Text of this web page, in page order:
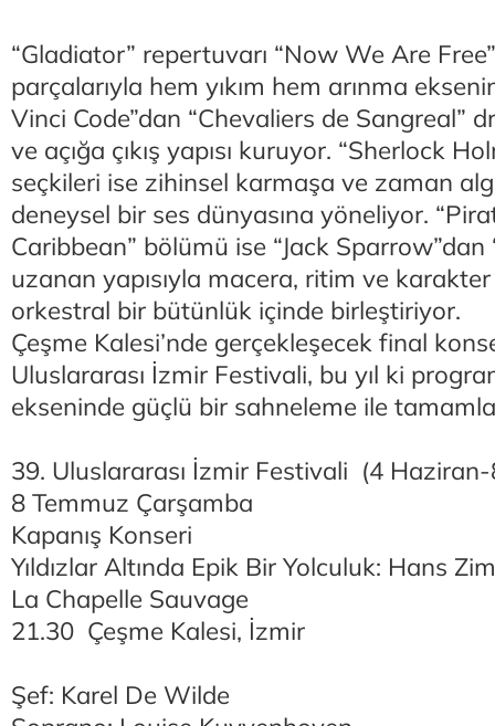
“Gladiator” repertuvarı “Now We Are
parçalarıyla hem yıkım hem arınma
Vinci Code”dan “Chevaliers de Sangreal”
ve açığa çıkış yapısı kuruyor. “Sherlock
seçkileri ise zihinsel karmaşa ve zaman
deneysel bir ses dünyasına yöneliyor.
Caribbean” bölümü ise “Jack Sparrow”dan
uzanan yapısıyla macera, ritim ve
orkestral bir bütünlük içinde birleştiriyor.
Çeşme Kalesi’nde gerçekleşecek final
Uluslararası İzmir Festivali, bu yıl ki
ekseninde güçlü bir sahneleme ile
39. Uluslararası İzmir Festivali (4
8 Temmuz Çarşamba
Kapanış Konseri
Yıldızlar Altında Epik Bir Yolculuk: Hans
La Chapelle Sauvage
21.30 Çeşme Kalesi, İzmir
Şef: Karel De Wilde